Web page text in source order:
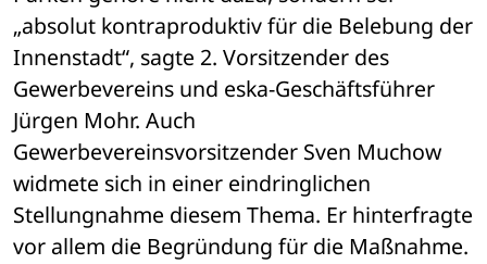
„absolut kontraproduktiv für die Belebung der
Innenstadt“, sagte 2. Vorsitzender des
Gewerbevereins und eska-Geschäftsführer
Jürgen Mohr. Auch
Gewerbevereinsvorsitzender Sven Muchow
widmete sich in einer eindringlichen
Stellungnahme diesem Thema. Er hinterfragte
vor allem die Begründung für die Maßnahme.